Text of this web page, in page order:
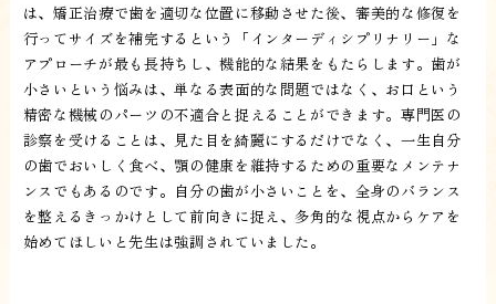
は、矯正治療で歯を適切な位置に移動させた後、審美的な修復を
行ってサイズを補完するという「インターディシプリナリー」な
アプローチが最も長持ちし、機能的な結果をもたらします。歯が
小さいという悩みは、単なる表面的な問題ではなく、お口という
精密な機械のパーツの不適合と捉えることができます。専門医の
診察を受けることは、見た目を綺麗にするだけでなく、一生自分
の歯でおいしく食べ、顎の健康を維持するための重要なメンテナ
ンスでもあるのです。自分の歯が小さいことを、全身のバランス
を整えるきっかけとして前向きに捉え、多角的な視点からケアを
始めてほしいと先生は強調されていました。